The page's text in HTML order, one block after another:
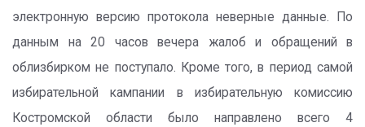
электронную версию протокола неверные данные. По
данным на 20 часов вечера жалоб и обращений в
облизбирком не поступало. Кроме того, в период самой
избирательной кампании в избирательную комиссию
Костромской области было направлено всего 4